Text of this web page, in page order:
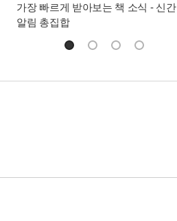
가장 빠르게 받아보는 책 소식 - 신간
알림 총집합